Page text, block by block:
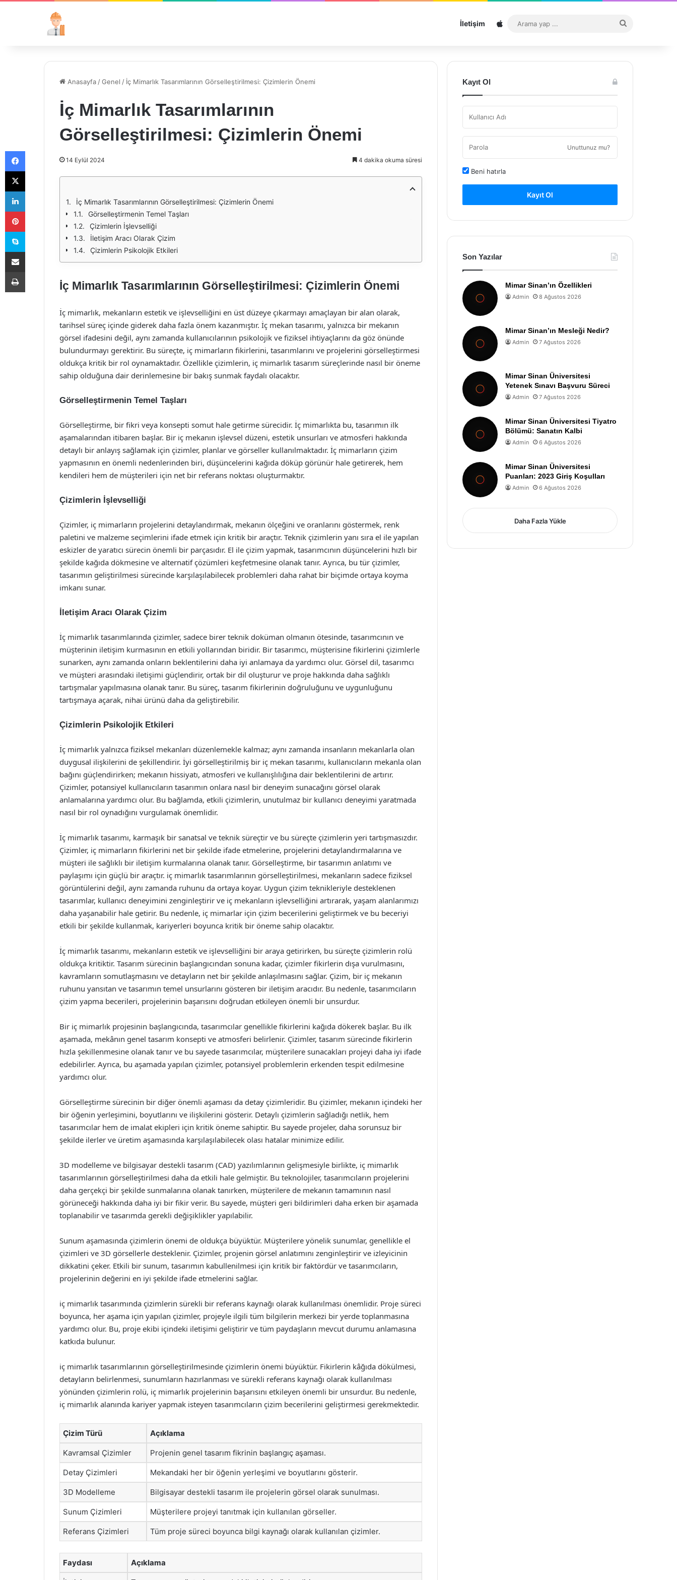
İletişim Sitemap
...
Anasayfa /Genel / İç Mimarlık Tasarımlarının Görselleştirilmesi: Çizimlerin Önemi
İç Mimarlık Tasarımlarının
Görselleştirilmesi: Çizimlerin Önemi
14 Eylül 2024 4 dakika okuma süresi
İç Mimarlık Tasarımlarının Görselleştirilmesi: Çizimlerin Önemi
Görselleştirmenin Temel Taşları
Çizimlerin İşlevselliği
İletişim Aracı Olarak Çizim
Çizimlerin Psikolojik Etkileri
İç Mimarlık Tasarımlarının Görselleştirilmesi: Çizimlerin Önemi
İç mimarlık, mekanların estetik ve işlevselliğini en üst düzeye çıkarmayı amaçlayan bir alan olarak,
tarihsel süreç içinde giderek daha fazla önem kazanmıştır. İç mekan tasarımı, yalnızca bir mekanın
görsel ifadesini değil, aynı zamanda kullanıcılarının psikolojik ve fiziksel ihtiyaçlarını da göz önünde
bulundurmayı gerektirir. Bu süreçte, iç mimarların fikirlerini, tasarımlarını ve projelerini görselleştirmesi
oldukça kritik bir rol oynamaktadır. Özellikle çizimlerin, iç mimarlık tasarım süreçlerinde nasıl bir öneme
sahip olduğuna dair derinlemesine bir bakış sunmak faydalı olacaktır.
Görselleştirmenin Temel Taşları
Görselleştirme, bir fikri veya konsepti somut hale getirme sürecidir. İç mimarlıkta bu, tasarımın ilk
aşamalarından itibaren başlar. Bir iç mekanın işlevsel düzeni, estetik unsurları ve atmosferi hakkında
detaylı bir anlayış sağlamak için çizimler, planlar ve görseller kullanılmaktadır. İç mimarların çizim
yapmasının en önemli nedenlerinden biri, düşüncelerini kağıda döküp görünür hale getirerek, hem
kendileri hem de müşterileri için net bir referans noktası oluşturmaktır.
Çizimlerin İşlevselliği
Çizimler, iç mimarların projelerini detaylandırmak, mekanın ölçeğini ve oranlarını göstermek, renk
paletini ve malzeme seçimlerini ifade etmek için kritik bir araçtır. Teknik çizimlerin yanı sıra el ile yapılan
eskizler de yaratıcı sürecin önemli bir parçasıdır. El ile çizim yapmak, tasarımcının düşüncelerini hızlı bir
şekilde kağıda dökmesine ve alternatif çözümleri keşfetmesine olanak tanır. Ayrıca, bu tür çizimler,
tasarımın geliştirilmesi sürecinde karşılaşılabilecek problemleri daha rahat bir biçimde ortaya koyma
imkanı sunar.
İletişim Aracı Olarak Çizim
İç mimarlık tasarımlarında çizimler, sadece birer teknik doküman olmanın ötesinde, tasarımcının ve
müşterinin iletişim kurmasının en etkili yollarından biridir. Bir tasarımcı, müşterisine fikirlerini çizimlerle
sunarken, aynı zamanda onların beklentilerini daha iyi anlamaya da yardımcı olur. Görsel dil, tasarımcı
ve müşteri arasındaki iletişimi güçlendirir, ortak bir dil oluşturur ve proje hakkında daha sağlıklı
tartışmalar yapılmasına olanak tanır. Bu süreç, tasarım fikirlerinin doğruluğunu ve uygunluğunu
tartışmaya açarak, nihai ürünü daha da geliştirebilir.
Çizimlerin Psikolojik Etkileri
İç mimarlık yalnızca fiziksel mekanları düzenlemekle kalmaz; aynı zamanda insanların mekanlarla olan
duygusal ilişkilerini de şekillendirir. İyi görselleştirilmiş bir iç mekan tasarımı, kullanıcıların mekanla olan
bağını güçlendirirken; mekanın hissiyatı, atmosferi ve kullanışlılığına dair beklentilerini de artırır.
Çizimler, potansiyel kullanıcıların tasarımın onlara nasıl bir deneyim sunacağını görsel olarak
anlamalarına yardımcı olur. Bu bağlamda, etkili çizimlerin, unutulmaz bir kullanıcı deneyimi yaratmada
nasıl bir rol oynadığını vurgulamak önemlidir.
İç mimarlık tasarımı, karmaşık bir sanatsal ve teknik süreçtir ve bu süreçte çizimlerin yeri tartışmasızdır.
Çizimler, iç mimarların fikirlerini net bir şekilde ifade etmelerine, projelerini detaylandırmalarına ve
müşteri ile sağlıklı bir iletişim kurmalarına olanak tanır. Görselleştirme, bir tasarımın anlatımı ve
paylaşımı için güçlü bir araçtır. iç mimarlık tasarımlarının görselleştirilmesi, mekanların sadece fiziksel
görüntülerini değil, aynı zamanda ruhunu da ortaya koyar. Uygun çizim teknikleriyle desteklenen
tasarımlar, kullanıcı deneyimini zenginleştirir ve iç mekanların işlevselliğini artırarak, yaşam alanlarımızı
daha yaşanabilir hale getirir. Bu nedenle, iç mimarlar için çizim becerilerini geliştirmek ve bu beceriyi
etkili bir şekilde kullanmak, kariyerleri boyunca kritik bir öneme sahip olacaktır.
İç mimarlık tasarımı, mekanların estetik ve işlevselliğini bir araya getirirken, bu süreçte çizimlerin rolü
oldukça kritiktir. Tasarım sürecinin başlangıcından sonuna kadar, çizimler fikirlerin dışa vurulmasını,
kavramların somutlaşmasını ve detayların net bir şekilde anlaşılmasını sağlar. Çizim, bir iç mekanın
ruhunu yansıtan ve tasarımın temel unsurlarını gösteren bir iletişim aracıdır. Bu nedenle, tasarımcıların
çizim yapma becerileri, projelerinin başarısını doğrudan etkileyen önemli bir unsurdur.
Bir iç mimarlık projesinin başlangıcında, tasarımcılar genellikle fikirlerini kağıda dökerek başlar. Bu ilk
aşamada, mekânın genel tasarım konsepti ve atmosferi belirlenir. Çizimler, tasarım sürecinde fikirlerin
hızla şekillenmesine olanak tanır ve bu sayede tasarımcılar, müşterilere sunacakları projeyi daha iyi ifade
edebilirler. Ayrıca, bu aşamada yapılan çizimler, potansiyel problemlerin erkenden tespit edilmesine
yardımcı olur.
Görselleştirme sürecinin bir diğer önemli aşaması da detay çizimleridir. Bu çizimler, mekanın içindeki her
bir öğenin yerleşimini, boyutlarını ve ilişkilerini gösterir. Detaylı çizimlerin sağladığı netlik, hem
tasarımcılar hem de imalat ekipleri için kritik öneme sahiptir. Bu sayede projeler, daha sorunsuz bir
şekilde ilerler ve üretim aşamasında karşılaşılabilecek olası hatalar minimize edilir.
3D modelleme ve bilgisayar destekli tasarım (CAD) yazılımlarının gelişmesiyle birlikte, iç mimarlık
tasarımlarının görselleştirilmesi daha da etkili hale gelmiştir. Bu teknolojiler, tasarımcıların projelerini
daha gerçekçi bir şekilde sunmalarına olanak tanırken, müşterilere de mekanın tamamının nasıl
görüneceği hakkında daha iyi bir fikir verir. Bu sayede, müşteri geri bildirimleri daha erken bir aşamada
toplanabilir ve tasarımda gerekli değişiklikler yapılabilir.
Sunum aşamasında çizimlerin önemi de oldukça büyüktür. Müşterilere yönelik sunumlar, genellikle el
çizimleri ve 3D görsellerle desteklenir. Çizimler, projenin görsel anlatımını zenginleştirir ve izleyicinin
dikkatini çeker. Etkili bir sunum, tasarımın kabullenilmesi için kritik bir faktördür ve tasarımcıların,
projelerinin değerini en iyi şekilde ifade etmelerini sağlar.
iç mimarlık tasarımında çizimlerin sürekli bir referans kaynağı olarak kullanılması önemlidir. Proje süreci
boyunca, her aşama için yapılan çizimler, projeyle ilgili tüm bilgilerin merkezi bir yerde toplanmasına
yardımcı olur. Bu, proje ekibi içindeki iletişimi geliştirir ve tüm paydaşların mevcut durumu anlamasına
katkıda bulunur.
iç mimarlık tasarımlarının görselleştirilmesinde çizimlerin önemi büyüktür. Fikirlerin kâğıda dökülmesi,
detayların belirlenmesi, sunumların hazırlanması ve sürekli referans kaynağı olarak kullanılması
yönünden çizimlerin rolü, iç mimarlık projelerinin başarısını etkileyen önemli bir unsurdur. Bu nedenle,
iç mimarlık alanında kariyer yapmak isteyen tasarımcıların çizim becerilerini geliştirmesi gerekmektedir.
Çizim Türü Açıklama
Kavramsal Çizimler Projenin genel tasarım fikrinin başlangıç aşaması.
Detay Çizimleri Mekandaki her bir öğenin yerleşimi ve boyutlarını gösterir.
3D Modelleme Bilgisayar destekli tasarım ile projelerin görsel olarak sunulması.
Sunum Çizimleri Müşterilere projeyi tanıtmak için kullanılan görseller.
Referans Çizimleri Tüm proje süreci boyunca bilgi kaynağı olarak kullanılan çizimler.
Faydası Açıklama
Kayıt Ol
Unuttunuz mu?
Beni hatırla
Kayıt Ol
Son Yazılar
Mimar Sinan’ın Özellikleri
Admin 8 Ağustos 2026
Mimar Sinan’ın Mesleği Nedir?
Admin 7 Ağustos 2026
Mimar Sinan Üniversitesi
Yetenek Sınavı Başvuru Süreci
Admin 7 Ağustos 2026
Mimar Sinan Üniversitesi Tiyatro
Bölümü: Sanatın Kalbi
Admin 6 Ağustos 2026
Mimar Sinan Üniversitesi
Puanları: 2023 Giriş Koşulları
Admin 6 Ağustos 2026
Daha Fazla Yükle
Facebook
X
LinkedIn
Pinterest
Skype
E-Posta ile paylaş